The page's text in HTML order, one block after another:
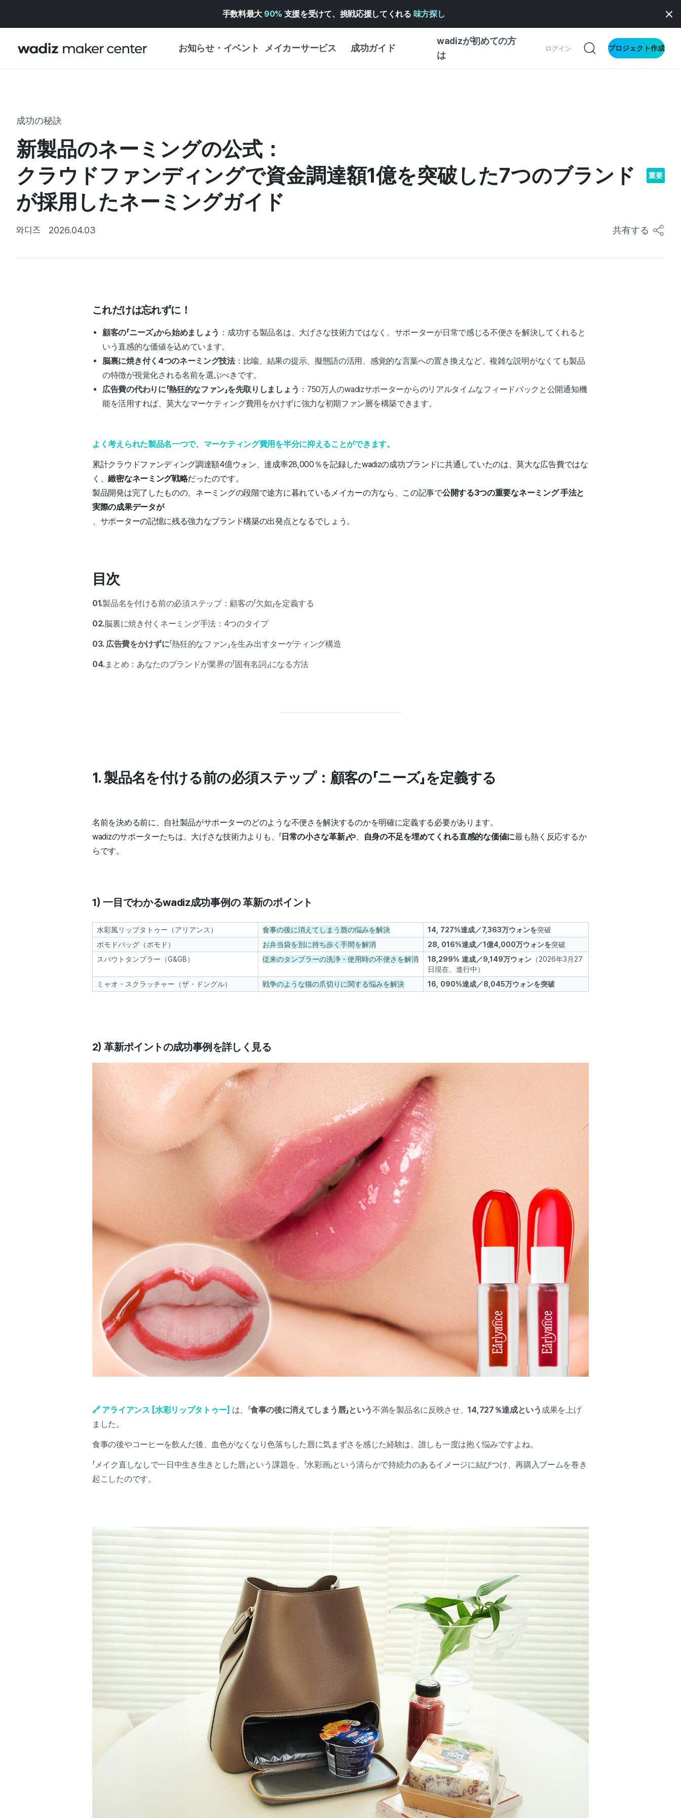
手数料最大 90% 支援を受けて、挑戦応援してくれる 味方探し
お知らせ・イベント メイカーサービス 成功ガイド
wadizが初めての方
は
ログイン プロジェクト作成
重要なお知らせ
企画展カレンダー
セキュリティセンター
支援事業
WADIZアワード ↗︎
FOR GLOBAL MAKER
英語ガイド
クラウドファンディング
・インサイト
成功の秘訣
新製品のネーミングの公式：
クラウドファンディングで資金調達額1億を突破した7つのブランド
が採用したネーミングガイド
重要
와디즈 2026.04.03 共有する
これだけは忘れずに！
顧客の「ニーズ」から始めましょう ：成功する製品名は、大げさな技術力ではなく、サポーターが日常で感じる不便さを解決してくれると
いう直感的な価値を込めています。
脳裏に焼き付く4つのネーミング技法：比喩、結果の提示、擬態語の活用、感覚的な言葉への置き換えなど、複雑な説明がなくても製品
の特徴が視覚化される名前を選ぶべきです。
広告費の代わりに「熱狂的なファン」を先取りしましょう ：750万人のwadizサポーターからのリアルタイムなフィードバックと公開通知機
能を活用すれば、莫大なマーケティング費用をかけずに強力な初期ファン層を構築できます。
よく考えられた製品名一つで、マーケティング費用を半分に抑えることができます。
累計クラウドファンディング調達額4億ウォン、達成率28,000％を記録したwadizの成功ブランドに共通していたのは、莫大な広告費ではな
く、緻密なネーミング戦略だったのです。
製品開発は完了したものの、ネーミングの段階で途方に暮れているメイカーの方なら、この記事で公開する3つの重要なネーミング手法と
実際の成果データが
、サポーターの記憶に残る強力なブランド構築の出発点となるでしょう。
目次
01.製品名を付ける前の必須ステップ：顧客の「欠如」を定義する
02.脳裏に焼き付くネーミング手法：4つのタイプ
03. 広告費をかけずに「熱狂的なファン」を生み出すターゲティング構造
04.まとめ：あなたのブランドが業界の「固有名詞」になる方法
1. 製品名を付ける前の必須ステップ：顧客の「ニーズ」を定義する
名前を決める前に、自社製品がサポーターのどのような不便さを解決するのかを明確に定義する必要があります。
wadizのサポーターたちは、大げさな技術力よりも、「日常の小さな革新」や、 自身の不足を埋めてくれる直感的な価値に最も熱く反応するか
らです。
1) 一目でわかるwadiz成功事例の革新のポイント
水彩風リップタトゥー（アリアンス） 食事の後に消えてしまう唇の悩みを解決 1 4, 727%達成／7,363万ウォンを突破
ポモドバッグ（ポモド）
お弁当袋を別に持ち歩く手間を解消 28, 016%達成／1億4,000万ウォンを突破
スパウトタンブラー（G&GB）
従来のタンブラーの洗浄・使用時の不便さを解消 18,299% 達成／9,149万ウォン （2026年3月27
日現在、進行中）
ミャオ・スクラッチャー（ザ・ドングル）
戦争のような猫の爪切りに関する悩みを解決 16, 090%達成／8,045万ウォンを突破
2) 革新ポイントの成功事例を詳しく見る
🔗 アライアンス [水彩リップタトゥー] は、「食事の後に消えてしまう唇」という不満を製品名に反映させ、14,727％達成という 成果を上げ
ました。
食事の後やコーヒーを飲んだ後、血色がなくなり色落ちした唇に気まずさを感じた経験は、誰しも一度は抱く悩みですよね。
「メイク直しなしで一日中生き生きとした唇」という課題を、「水彩画」という清らかで持続力のあるイメージに結びつけ、再購入ブームを巻き
起こしたのです。